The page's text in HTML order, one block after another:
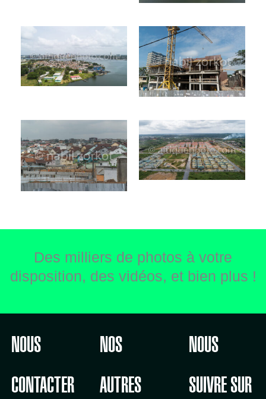
Des milliers de photos à votre
disposition, des vidéos, et bien plus !
NOUS
CONTACTER
NOS
AUTRES
NOUS
SUIVRE SUR